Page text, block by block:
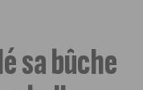
sa bûche